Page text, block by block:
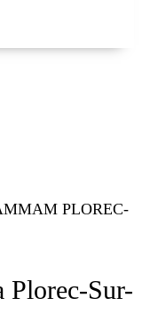
PLOREC-
Plorec-Sur-